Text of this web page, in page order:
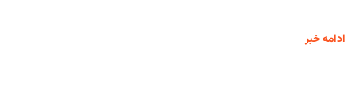
ادامه خبر